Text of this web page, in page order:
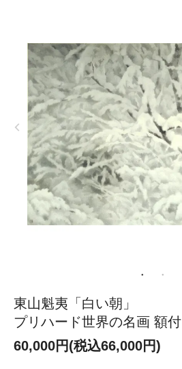
東山魁夷「白い朝」
プリハード世界の名画 額付
60,000円(税込66,000円)